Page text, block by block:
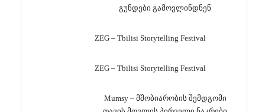
გუნდები გამოვლინდნენ
ZEG – Tbilisi Storytelling Festival
ZEG – Tbilisi Storytelling Festival
Mumsy – მშობიარობის შემდგომი